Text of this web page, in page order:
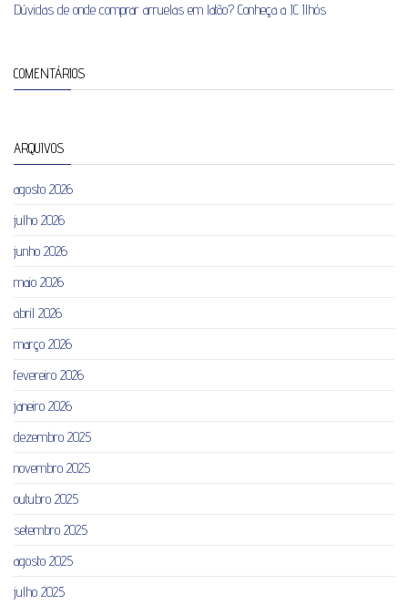
Dúvidas de onde comprar arruelas em latão? Conheça a JC Ilhós
COMENTÁRIOS
ARQUIVOS
agosto 2026
julho 2026
junho 2026
maio 2026
abril 2026
março 2026
fevereiro 2026
janeiro 2026
dezembro 2025
novembro 2025
outubro 2025
setembro 2025
agosto 2025
julho 2025